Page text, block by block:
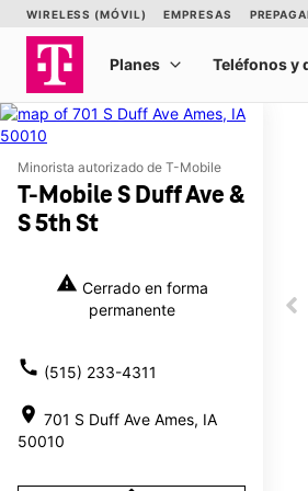
Minorista autorizado de T-Mobile
T-Mobile S Duff Ave &
S 5th St
warning Cerrado en forma
permanente
call (515) 233-4311
location_on 701 S Duff Ave Ames, IA
50010